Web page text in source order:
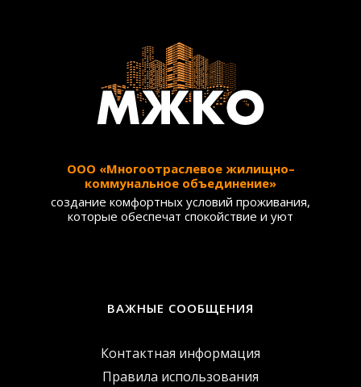
ООО «Многоотраслевое жилищно–
коммунальное объединение»
создание комфортных условий проживания,
которые обеспечат спокойствие и уют
ВАЖНЫЕ СООБЩЕНИЯ
Контактная информация
Правила использования